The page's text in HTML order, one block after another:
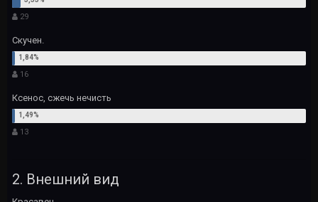
29
Скучен.
16
Ксенос, сжечь нечисть
13
2. Внешний вид